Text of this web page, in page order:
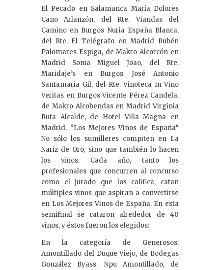
El Pecado en Salamanca María Dolores
Cano Arlanzón, del Rte. Viandas del
Camino en Burgos Nuria España Blanca,
del Rte. El Telégrafo en Madrid Rubén
Palomares Espiga, de Makro Alcorcón en
Madrid Sonia Miguel Joao, del Rte.
Maridaje’s en Burgos José Antonio
Santamaría Gil, del Rte. Vinoteca In Vino
Veritas en Burgos Vicente Pérez Candela,
de Makro Alcobendas en Madrid Virginia
Ruta Alcalde, de Hotel Villa Magna en
Madrid. “Los Mejores Vinos de España”
No sólo los sumilleres compiten en La
Nariz de Oro, sino que también lo hacen
los vinos. Cada año, tanto los
profesionales que concurren al concurso
como el jurado que los califica, catan
múltiples vinos que aspiran a convertirse
en Los Mejores Vinos de España. En esta
semifinal se cataron alrededor de 40
vinos, y éstos fueron los elegidos:
En la categoría de Generosos:
Amontillado del Duque Viejo, de Bodegas
González Byass. Npu Amontillado, de